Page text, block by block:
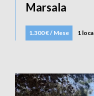
Marsala
1.300 € / Mese 1